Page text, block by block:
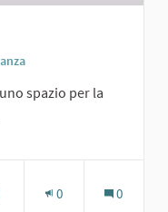
spazio per la
0 0